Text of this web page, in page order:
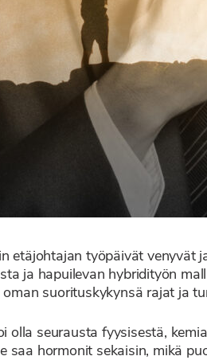
etäjohtajan työpäivät venyvät
ja hapuilevan hybridityön
suorituskykynsä rajat ja
olla seurausta fyysisestä,
hormonit sekaisin, mikä